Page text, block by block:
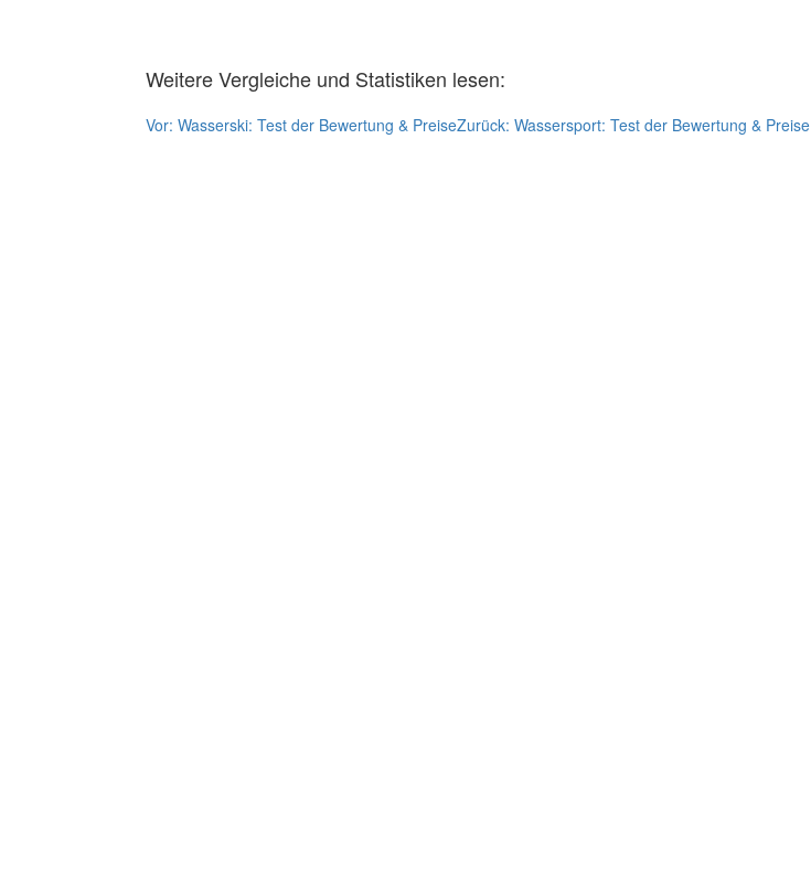
Weitere Vergleiche und Statistiken lesen:
Vor: Wasserski: Test der Bewertung & PreiseZurück: Wassersport: Test der Bewertung & Preise